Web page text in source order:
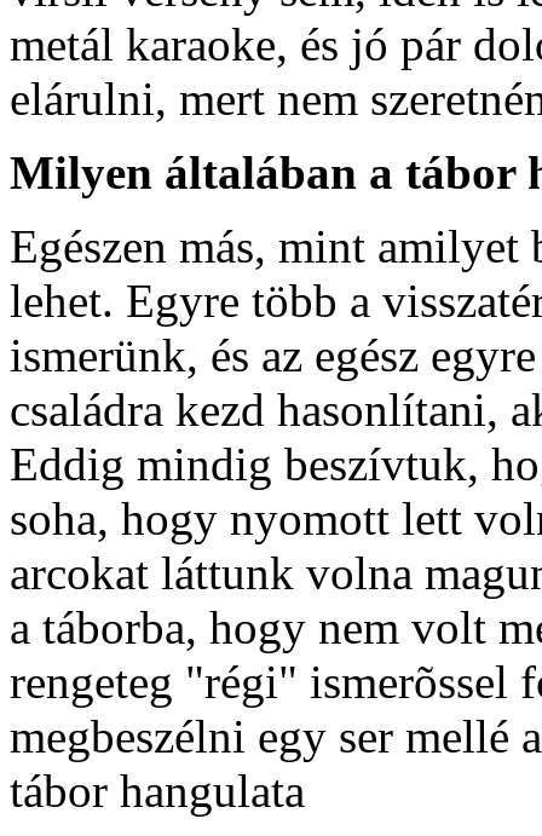
metál karaoke, és jó pár
elárulni, mert nem
Milyen általában a tábor
Egészen más, mint
lehet. Egyre több a
ismerünk, és az egész
családra kezd hasonlítani,
Eddig mindig beszívtuk,
soha, hogy nyomott lett
arcokat láttunk volna
a táborba, hogy nem volt
rengeteg "régi" ismerõssel
megbeszélni egy ser
tábor hangulata